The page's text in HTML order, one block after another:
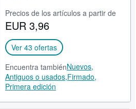
Precios de los artículos a partir de
EUR 3,96
Ver 43 ofertas
Encuentra tambiénNuevos,
Antiguos o usados,Firmado,
Primera edición